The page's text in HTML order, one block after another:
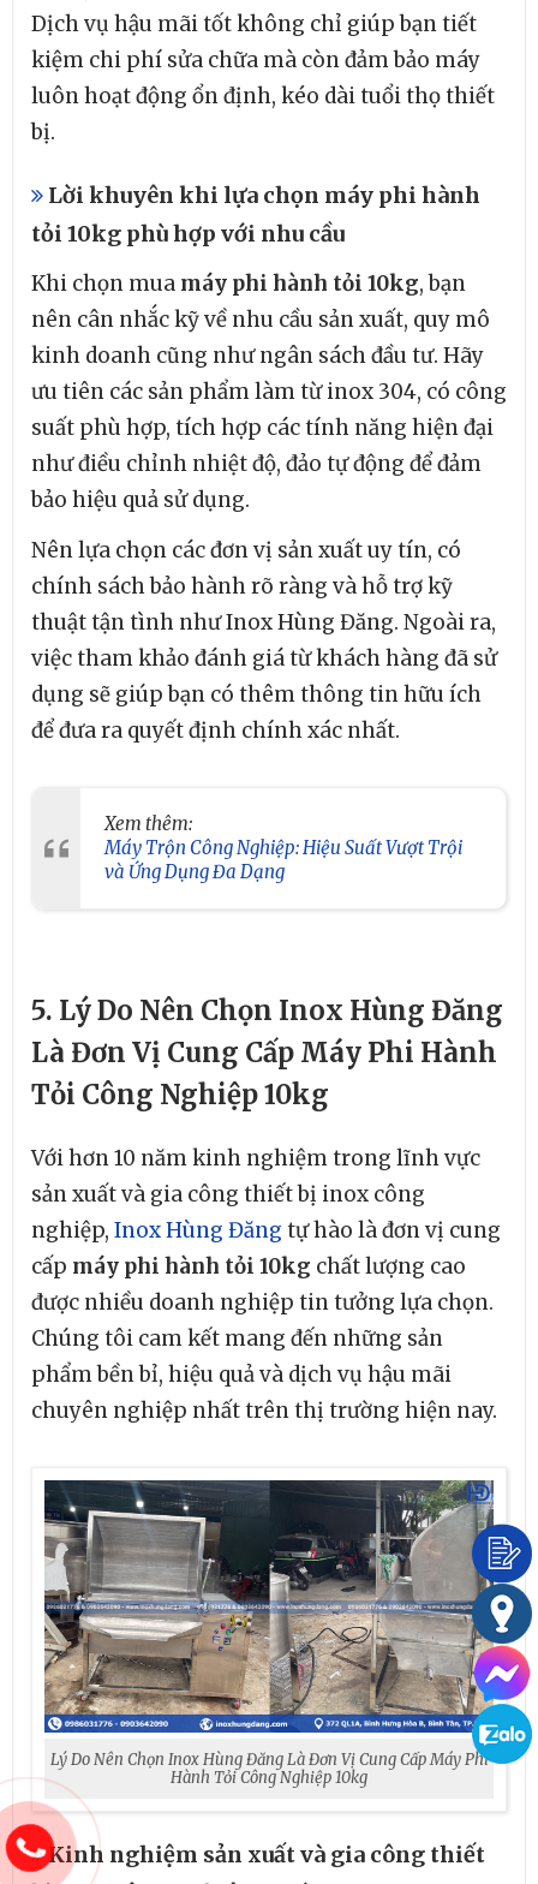
Dịch vụ hậu mãi tốt không chỉ giúp bạn tiết
kiệm chi phí sửa chữa mà còn đảm bảo máy
luôn hoạt động ổn định, kéo dài tuổi thọ thiết
bị.
Lời khuyên khi lựa chọn máy phi hành
tỏi 10kg phù hợp với nhu cầu
Khi chọn mua máy phi hành tỏi 10kg, bạn
nên cân nhắc kỹ về nhu cầu sản xuất, quy mô
kinh doanh cũng như ngân sách đầu tư. Hãy
ưu tiên các sản phẩm làm từ inox 304, có công
suất phù hợp, tích hợp các tính năng hiện đại
như điều chỉnh nhiệt độ, đảo tự động để đảm
bảo hiệu quả sử dụng.
Nên lựa chọn các đơn vị sản xuất uy tín, có
chính sách bảo hành rõ ràng và hỗ trợ kỹ
thuật tận tình như Inox Hùng Đăng. Ngoài ra,
việc tham khảo đánh giá từ khách hàng đã sử
dụng sẽ giúp bạn có thêm thông tin hữu ích
để đưa ra quyết định chính xác nhất.
Xem thêm:
Máy Trộn Công Nghiệp: Hiệu Suất Vượt Trội
và Ứng Dụng Đa Dạng
5. Lý Do Nên Chọn Inox Hùng Đăng
Là Đơn Vị Cung Cấp Máy Phi Hành
Tỏi Công Nghiệp 10kg
Với hơn 10 năm kinh nghiệm trong lĩnh vực
sản xuất và gia công thiết bị inox công
nghiệp, Inox Hùng Đăng tự hào là đơn vị cung
cấp máy phi hành tỏi 10kg chất lượng cao
được nhiều doanh nghiệp tin tưởng lựa chọn.
Chúng tôi cam kết mang đến những sản
phẩm bền bỉ, hiệu quả và dịch vụ hậu mãi
chuyên nghiệp nhất trên thị trường hiện nay.
Lý Do Nên Chọn Inox Hùng Đăng Là Đơn Vị Cung Cấp Máy Phi
Hành Tỏi Công Nghiệp 10kg
Kinh nghiệm sản xuất và gia công thiết